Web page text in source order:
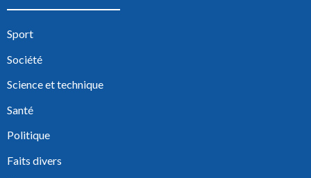
Sport
Société
Science et technique
Santé
Politique
Faits divers